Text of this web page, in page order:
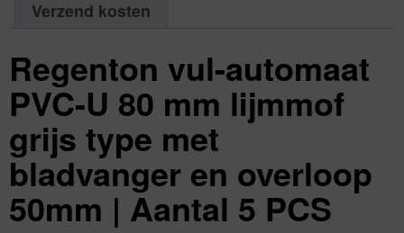
50mm
Aantal
1
PCS
aantal
Verzend kosten
Regenton vul-automaat
PVC-U 80 mm lijmmof
grijs type met
bladvanger en overloop
50mm | Aantal 5 PCS